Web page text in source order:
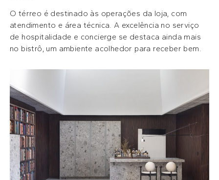
O térreo é destinado às operações da loja, com
atendimento e área técnica. A excelência no serviço
de hospitalidade e concierge se destaca ainda mais
no bistrô, um ambiente acolhedor para receber bem.